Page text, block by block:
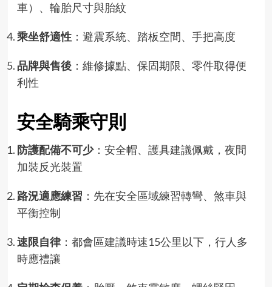
車）、輪胎尺寸與胎紋
乘坐舒適性：避震系統、踏板空間、手把高度
品牌與售後：維修據點、保固期限、零件取得便
利性
安全騎乘守則
防護配備不可少：安全帽、護具建議佩戴，夜間
加裝反光裝置
路況適應練習 ：先在安全區域練習轉彎、煞車與
平衡控制
速限自律：都會區建議時速15公里以下，行人多
時應禮讓